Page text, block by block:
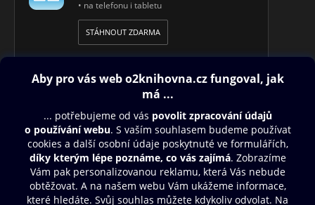
• na telefonu i tabletu
STÁHNOUT ZDARMA
Obsah ke stažení
Moje O2 Knihovna
Další zábava